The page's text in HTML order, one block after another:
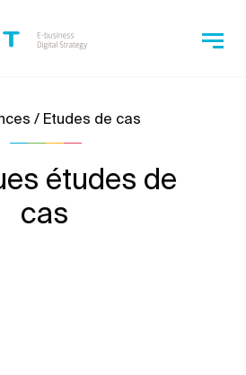
/ Etudes de cas
études de
cas